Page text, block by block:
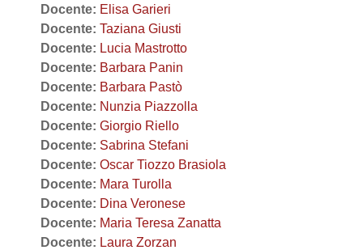
Docente: Elisa Garieri
Docente: Taziana Giusti
Docente: Lucia Mastrotto
Docente: Barbara Panin
Docente: Barbara Pastò
Docente: Nunzia Piazzolla
Docente: Giorgio Riello
Docente: Sabrina Stefani
Docente: Oscar Tiozzo Brasiola
Docente: Mara Turolla
Docente: Dina Veronese
Docente: Maria Teresa Zanatta
Docente: Laura Zorzan